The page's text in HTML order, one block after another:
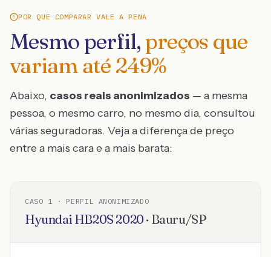
POR QUE COMPARAR VALE A PENA
Mesmo perfil, preços que
variam até 249%
Abaixo, casos reais anonimizados — a mesma
pessoa, o mesmo carro, no mesmo dia, consultou
várias seguradoras. Veja a diferença de preço
entre a mais cara e a mais barata:
CASO 1 · PERFIL ANONIMIZADO
Hyundai HB20S 2020· Bauru/SP